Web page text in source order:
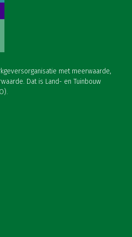
met meerwaarde,
Dat is Land- en Tuinbouw